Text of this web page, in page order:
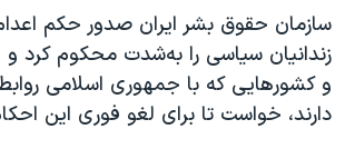
سازمان حقوق بشر ایران صدور حکم
زندانیان سیاسی را به‌شدت محکوم کرد و
و کشورهایی که با جمهوری اسلامی
دارند، خواست تا برای لغو فوری این